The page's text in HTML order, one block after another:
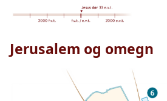
Jerusalem og omegn